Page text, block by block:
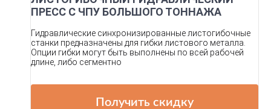
ПРЕСС С ЧПУ БОЛЬШОГО ТОННАЖА
Гидравлические синхронизированные листогибочные
станки предназначены для гибки листового металла.
Опции гибки могут быть выполнены по всей рабочей
длине, либо сегментно
Получить скидку